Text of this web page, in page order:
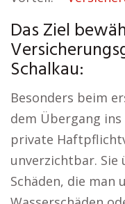
Das Ziel
Schalkau:
Besonders beim
dem Übergang
private
unverzichtbar.
Schäden, die man